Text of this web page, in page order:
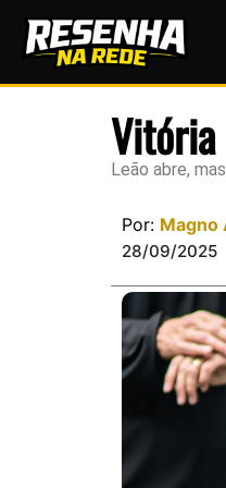
Vitória
Leão abre,
Por: Magno
28/09/2025